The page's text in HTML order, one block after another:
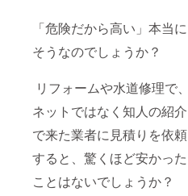
「危険だから高い」本当に
そうなのでしょうか？
リフォームや水道修理で、
ネットではなく知人の紹介
で来た業者に見積りを依頼
すると、驚くほど安かった
ことはないでしょうか？